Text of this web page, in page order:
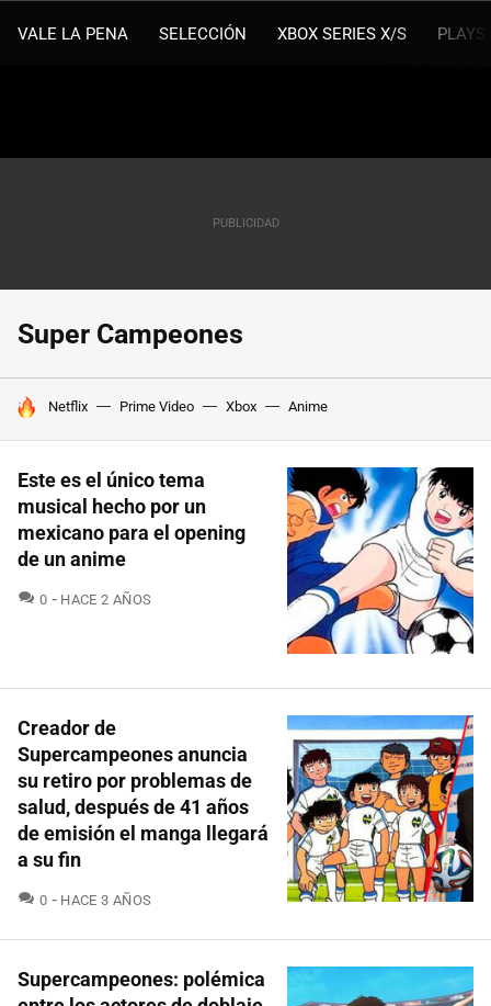
VALE LA PENA SELECCIÓN XBOX SERIES X/S
Super Campeones
HOY SE HABLA DE
Netflix Prime Video Xbox Anime
Este es el único tema
musical hecho por un
mexicano para el opening
de un anime
0 COMENTARIOS
HACE 2 AÑOS
Creador de
Supercampeones anuncia
su retiro por problemas de
salud, después de 41 años
de emisión el manga llegará
a su fin
0 COMENTARIOS
HACE 3 AÑOS
Supercampeones: polémica